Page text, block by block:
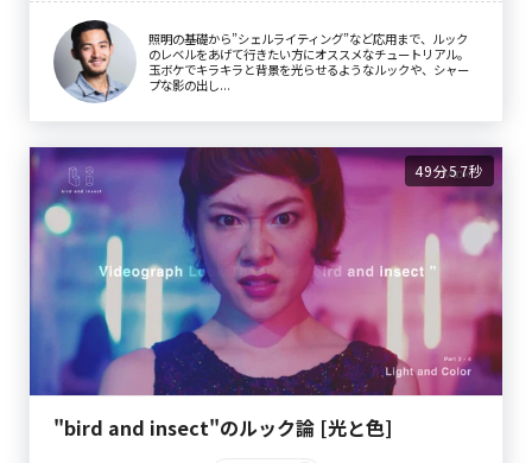
照明の基礎から”シェルライティング”など応用まで、ルック
のレベルをあげて行きたい方にオススメなチュートリアル。
玉ボケでキラキラと背景を光らせるようなルックや、シャー
プな影の出し...
49分57秒
"bird and insect"のルック論 [光と色]